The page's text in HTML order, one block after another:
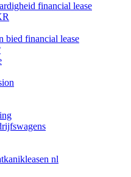
financial lease
bied financial lease
nl